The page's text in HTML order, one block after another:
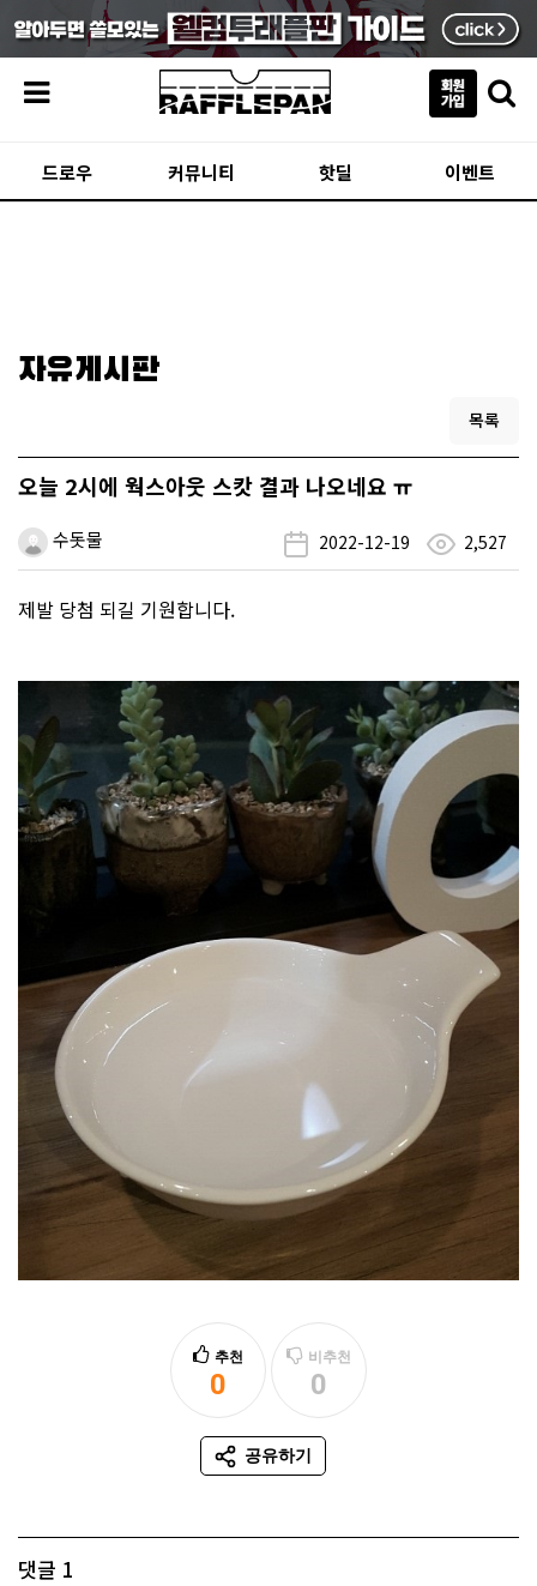
드로우 커뮤니티 핫딜 이벤트
자유게시판
목록
오늘 2시에 웍스아웃 스캇 결과 나오네요 ㅠ
수돗물 2022-12-19 2,527
제발 당첨 되길 기원합니다.
추천
0
추천
비추천
0
비추천
공유하기
SNS 공유
댓글 1